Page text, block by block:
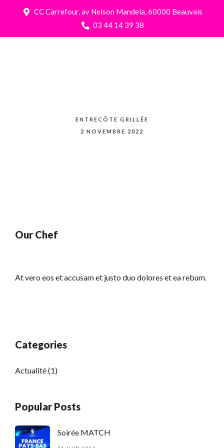
CC Carrefour, av Nelson Mandela, 60000 Beauvais
03 44 14 39 38
ENTRECÔTE GRILLÉE
2 NOVEMBRE 2022
Our Chef
At vero eos et accusam et justo duo dolores et ea rebum.
Categories
Actualité(1)
Popular Posts
Soirée MATCH